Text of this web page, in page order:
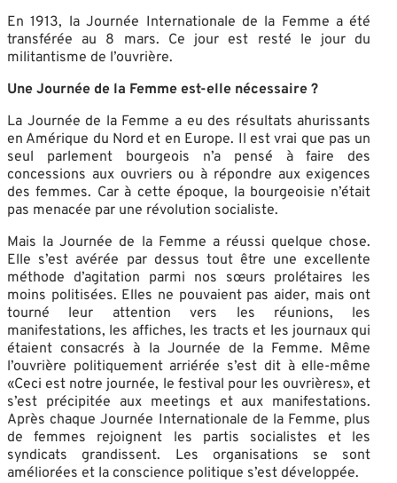
En 1913, la Journée Internationale de la Femme a été
transférée au 8 mars. Ce jour est resté le jour du
militantisme de l’ouvrière.
Une Journée de la Femme est-elle nécessaire ?
La Journée de la Femme a eu des résultats ahurissants
en Amérique du Nord et en Europe. Il est vrai que pas un
seul parlement bourgeois n’a pensé à faire des
concessions aux ouvriers ou à répondre aux exigences
des femmes. Car à cette époque, la bourgeoisie n’était
pas menacée par une révolution socialiste.
Mais la Journée de la Femme a réussi quelque chose.
Elle s’est avérée par dessus tout être une excellente
méthode d’agitation parmi nos sœurs prolétaires les
moins politisées. Elles ne pouvaient pas aider, mais ont
tourné leur attention vers les réunions, les
manifestations, les affiches, les tracts et les journaux qui
étaient consacrés à la Journée de la Femme. Même
l’ouvrière politiquement arriérée s’est dit à elle-même
«Ceci est notre journée, le festival pour les ouvrières», et
s’est précipitée aux meetings et aux manifestations.
Après chaque Journée Internationale de la Femme, plus
de femmes rejoignent les partis socialistes et les
syndicats grandissent. Les organisations se sont
améliorées et la conscience politique s’est développée.